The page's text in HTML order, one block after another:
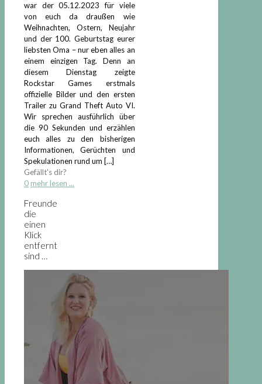
war der 05.12.2023 für viele
von euch da draußen wie
Weihnachten, Ostern, Neujahr
und der 100. Geburtstag eurer
liebsten Oma – nur eben alles an
einem einzigen Tag. Denn an
diesem Dienstag zeigte
Rockstar Games erstmals
offizielle Bilder und den ersten
Trailer zu Grand Theft Auto VI.
Wir sprechen ausführlich über
die 90 Sekunden und erzählen
euch alles zu den bisherigen
Informationen, Gerüchten und
Spekulationen rund um […]
Gefällt's dir?
0 mehr lesen ...
Freunde
die
einen
Klick
entfernt
sind …